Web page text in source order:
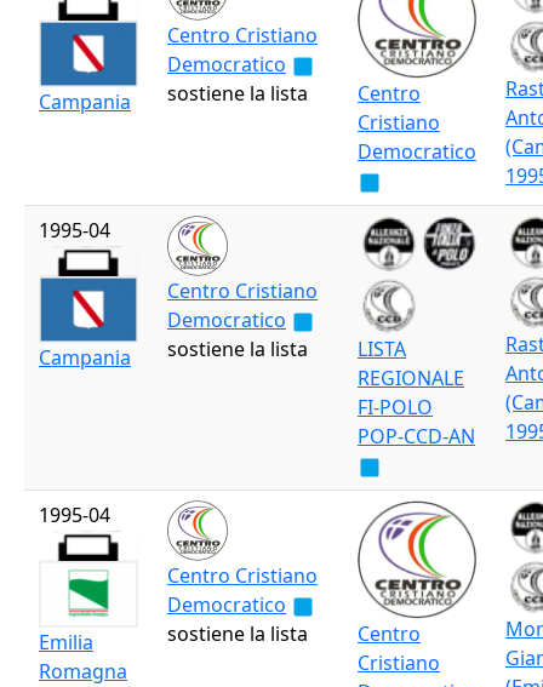
Campania
Centro Cristiano
Democratico
sostiene la lista
Centro
Cristiano
Democratico
1995-04
Campania
Centro Cristiano
Democratico
sostiene la lista
LISTA
REGIONALE
FI-POLO
POP-CCD-AN
1995-04
Emilia
Romagna
Centro Cristiano
Democratico
sostiene la lista
Centro
Cristiano